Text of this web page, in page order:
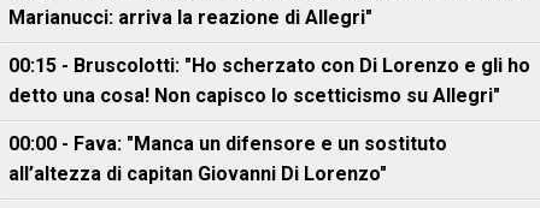
Marianucci: arriva la reazione di Allegri"
00:15 - Bruscolotti: "Ho scherzato con Di Lorenzo e gli ho
detto una cosa! Non capisco lo scetticismo su Allegri"
00:00 - Fava: "Manca un difensore e un sostituto
all’altezza di capitan Giovanni Di Lorenzo"